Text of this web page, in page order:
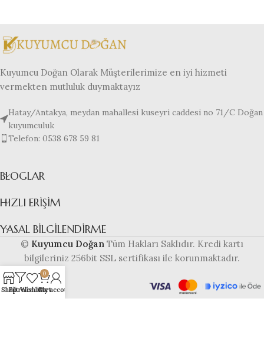
Kuyumcu Doğan Olarak Müşterilerimize en iyi hizmeti
vermekten mutluluk duymaktayız
Hatay/Antakya, meydan mahallesi kuseyri caddesi no 71/C Doğan
kuyumculuk
Telefon: 0538 678 59 81
BLOGLAR
HIZLI ERIŞIM
YASAL BILGILENDIRME
© Kuyumcu Doğan Tüm Hakları Saklıdır. Kredi kartı
bilgileriniz 256bit SSL sertifikası ile korunmaktadır.
ShopFiltrelerWishlist
0
Cart
My account